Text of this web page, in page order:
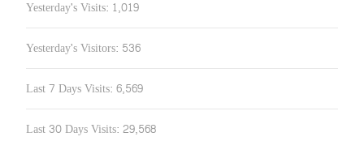
Yesterday's Visits: 1,019
Yesterday's Visitors: 536
Last 7 Days Visits: 6,569
Last 30 Days Visits: 29,568